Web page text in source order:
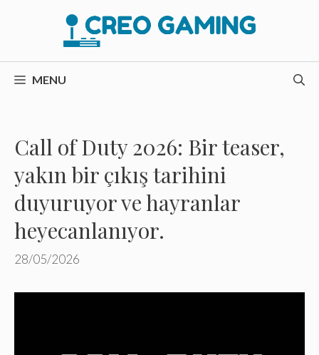
MENU
Call of Duty 2026: Bir teaser,
yakın bir çıkış tarihini
duyuruyor ve hayranlar
heyecanlanıyor.
28/05/2026